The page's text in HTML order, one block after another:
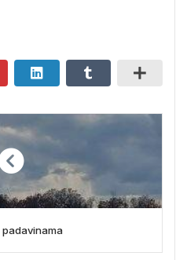
padavinama